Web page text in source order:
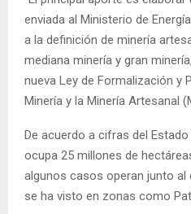
enviada al Ministerio de
a la definición de minería
mediana minería y gran
nueva Ley de Formalización y
Minería y la Minería Artesanal
De acuerdo a cifras del
ocupa 25 millones de
algunos casos operan junto
se ha visto en zonas como